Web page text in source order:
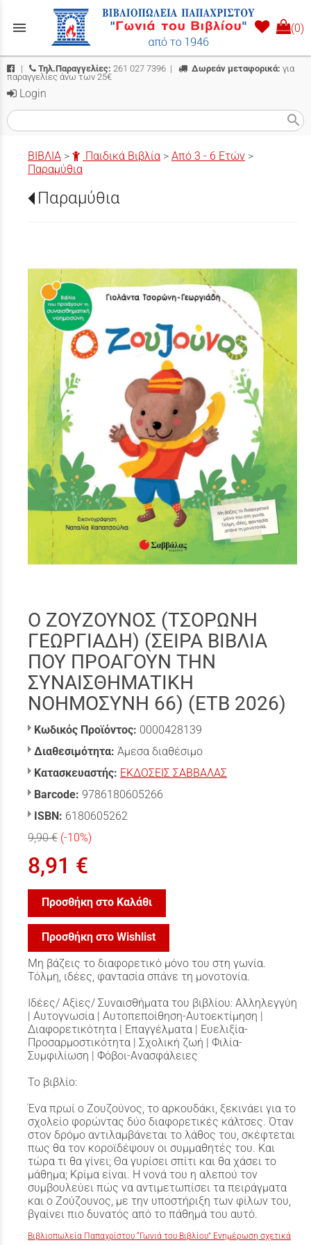
menu (0)
| Τηλ.Παραγγελίες: 261 027 7396 | Δωρεάν μεταφορικά: για
παραγγελίες άνω των 25€
Login
search
ΒΙΒΛΙΑ > Παιδικά Βιβλία > Από 3 - 6 Ετών >
Παραμύθια
Παραμύθια
Ο ΖΟΥΖΟΥΝΟΣ (ΤΣΟΡΩΝΗ
ΓΕΩΡΓΙΑΔΗ) (ΣΕΙΡΑ ΒΙΒΛΙΑ
ΠΟΥ ΠΡΟΑΓΟΥΝ ΤΗΝ
ΣΥΝΑΙΣΘΗΜΑΤΙΚΗ
ΝΟΗΜΟΣΥΝΗ 66) (ΕΤΒ 2026)
Κωδικός Προϊόντος: 0000428139
Διαθεσιμότητα: Άμεσα διαθέσιμο
Κατασκευαστής: ΕΚΔΟΣΕΙΣ ΣΑΒΒΑΛΑΣ
Barcode: 9786180605266
ISBN: 6180605262
9,90 € (-10%)
8,91 €
Προσθήκη στο Καλάθι
Προσθήκη στο Wishlist
Μη βάζεις το διαφορετικό μόνο του στη γωνία.
Τόλμη, ιδέες, φαντασία σπάνε τη μονοτονία.
Ιδέες/ Αξίες/ Συναισθήματα του βιβλίου: Αλληλεγγύη
| Αυτογνωσία | Αυτοπεποίθηση-Αυτοεκτίμηση |
Διαφορετικότητα | Επαγγέλματα | Ευελιξία-
Προσαρμοστικότητα | Σχολική ζωή | Φιλία-
Συμφιλίωση | Φόβοι-Ανασφάλειες
Το βιβλίο:
Ένα πρωί ο Ζουζούνος, το αρκουδάκι, ξεκινάει για το
σχολείο φορώντας δύο διαφορετικές κάλτσες. Όταν
στον δρόμο αντιλαμβάνεται το λάθος του, σκέφτεται
πως θα τον κοροϊδέψουν οι συμμαθητές του. Και
τώρα τι θα γίνει; Θα γυρίσει σπίτι και θα χάσει το
μάθημα; Κρίμα είναι. Η νονά του η αλεπού τον
συμβουλεύει πώς να αντιμετωπίσει τα πειράγματα
και ο Ζούζουνος, με την υποστήριξη των φίλων του,
βγαίνει πιο δυνατός από το πάθημά του αυτό.
Βιβλιοπωλεία Παπαχρίστου “Γωνιά του Βιβλίου” Ενημέρωση σχετικά